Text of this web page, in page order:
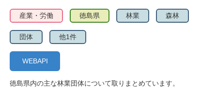
産業・労働 徳島県 林業 森林
団体 他1件
WEBAPI
徳島県内の主な林業団体について取りまとめています。